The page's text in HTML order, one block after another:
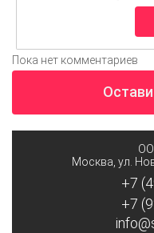
Пока нет комментариев
Москва ул.
+7
+7